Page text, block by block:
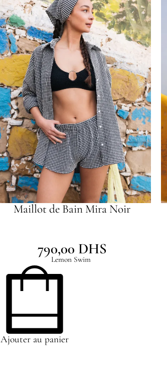
Maillot de Bain Mira Noir
Lemon Swim
790,00 DHS
Ajouter au panier